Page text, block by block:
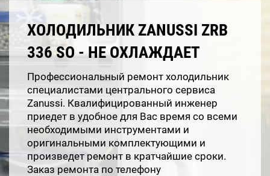
ХОЛОДИЛЬНИК ZANUSSI ZRB
336 SO - НЕ ОХЛАЖДАЕТ
Профессиональный ремонт холодильник
специалистами центрального сервиса
Zanussi. Квалифицированный инженер
приедет в удобное для Вас время со всеми
необходимыми инструментами и
оригинальными комплектующими и
произведет ремонт в кратчайшие сроки.
Заказ ремонта по телефону